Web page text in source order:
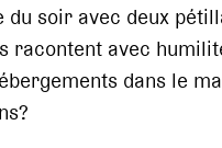
du soir avec deux
racontent avec
dans le